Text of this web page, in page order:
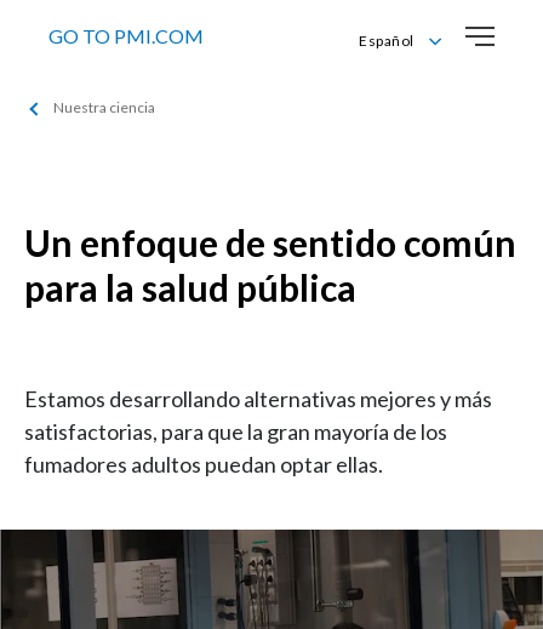
GO TO PMI.COM
Español
Nuestra ciencia
Un enfoque de sentido común
para la salud pública
Estamos desarrollando alternativas mejores y más
satisfactorias, para que la gran mayoría de los
fumadores adultos puedan optar ellas.